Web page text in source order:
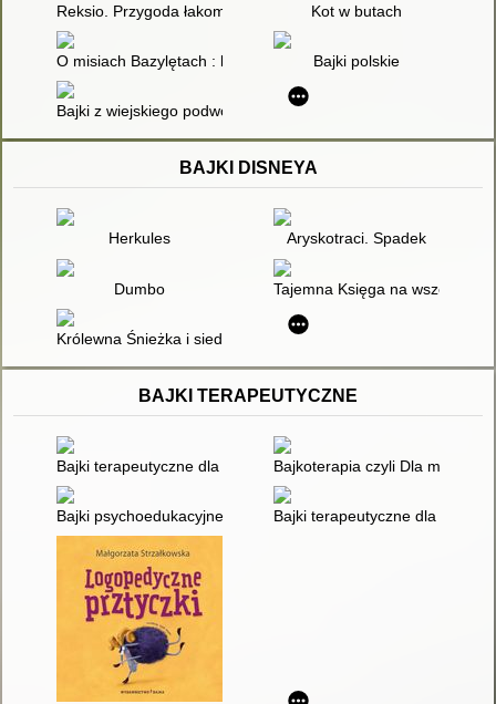
Reksio. Przygoda łakomczucha i inne opowiadania
Kot w butach
O misiach Bazylętach : bajeczki edukacyjne
Bajki polskie
Bajki z wiejskiego podwórka
BAJKI DISNEYA
Herkules Aryskotraci. Spadek
Dumbo Tajemna Księga na wszelkie
Królewna Śnieżka i siedem krasnoludków
BAJKI TERAPEUTYCZNE
Bajki terapeutyczne dla dzieci; cz. 1Bajkoterapia czyli Dla małych
Bajki psychoedukacyjne : prace uczestników warsztatów
Bajki terapeutyczne dla dzieci;